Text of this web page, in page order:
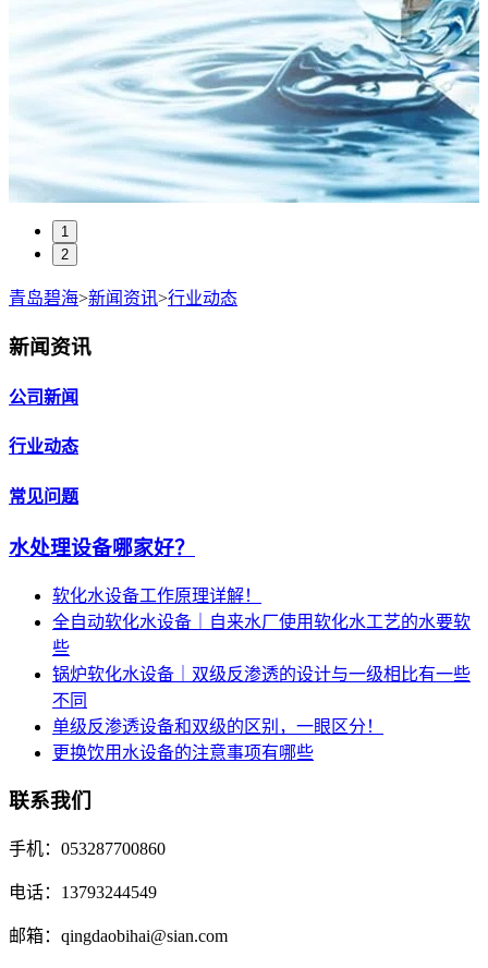
1
2
青岛碧海>新闻资讯>行业动态
新闻资讯
公司新闻
行业动态
常见问题
水处理设备哪家好？
软化水设备工作原理详解！
全自动软化水设备｜自来水厂使用软化水工艺的水要软
些
锅炉软化水设备｜双级反渗透的设计与一级相比有一些
不同
单级反渗透设备和双级的区别，一眼区分！
更换饮用水设备的注意事项有哪些
联系我们
手机：053287700860
电话：13793244549
邮箱：qingdaobihai@sian.com